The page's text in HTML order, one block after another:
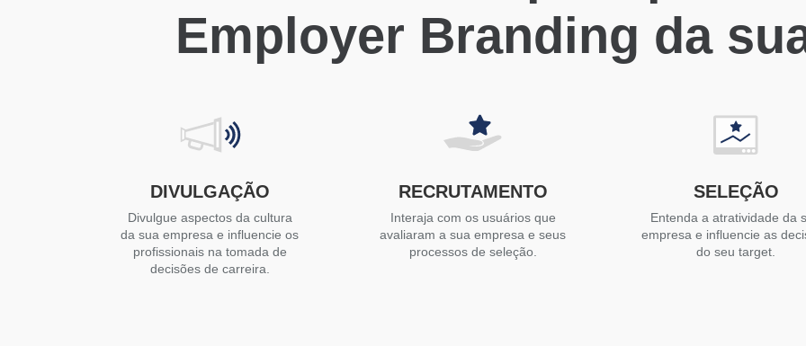
Employer Branding da
DIVULGAÇÃO
Divulgue aspectos da cultura
da sua empresa e influencie os
profissionais na tomada de
decisões de carreira.
RECRUTAMENTO
Interaja com os usuários que
avaliaram a sua empresa e seus
processos de seleção.
SELEÇÃO
Entenda a atratividade da
empresa e influencie as
do seu target.